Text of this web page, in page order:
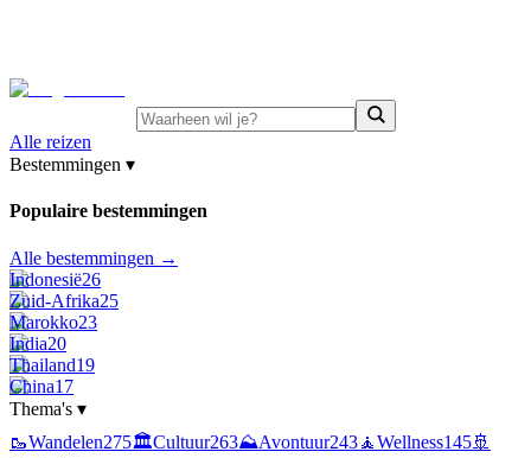
Alle reizen
Bestemmingen ▾
Populaire bestemmingen
Alle bestemmingen →
Indonesië26
Zuid-Afrika25
Marokko23
India20
Thailand19
China17
Thema's ▾
🥾Wandelen275🏛️Cultuur263⛰️Avontuur243🧘Wellness145🚢